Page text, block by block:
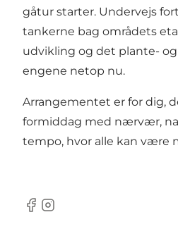
gåtur starter. Undervejs
tankerne bag områdets
udvikling og det plante-
engene netop nu.
Arrangementet er for dig,
formiddag med nærvær,
tempo, hvor alle kan være
Facebook
Instagram